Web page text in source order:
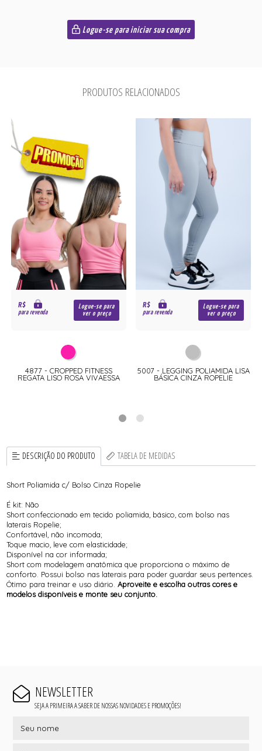
Logue-se para iniciar sua compra
PRODUTOS RELACIONADOS
R$
para revenda
Logue-se para
ver o preço
4877 - CROPPED FITNESS
REGATA LISO ROSA VIVAESSA
R$
para revenda
Logue-se para
ver o preço
5007 - LEGGING POLIAMIDA LISA
BÁSICA CINZA ROPELIE
DESCRIÇÃO DO PRODUTO TABELA DE MEDIDAS
Short Poliamida c/ Bolso Cinza Ropelie
É kit: Não
Short confeccionado em tecido poliamida, básico, com bolso nas
laterais Ropelie;
Confortável, não incomoda;
Toque macio, leve com elasticidade;
Disponível na cor informada;
Short com modelagem anatômica que proporciona o máximo de
conforto. Possui bolso nas laterais para poder guardar seus pertences.
Ótimo para treinar e uso diário.Aproveite e escolha outras cores e
modelos disponíveis e monte seu conjunto.
NEWSLETTER
SEJA A PRIMEIRA A SABER DE NOSSAS NOVIDADES E PROMOÇÕES!